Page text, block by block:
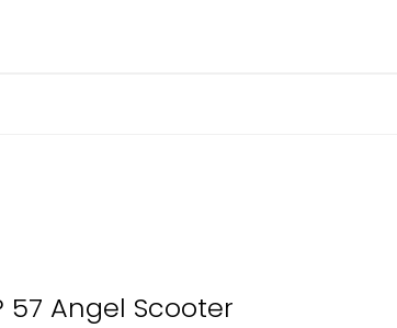
57 Angel Scooter